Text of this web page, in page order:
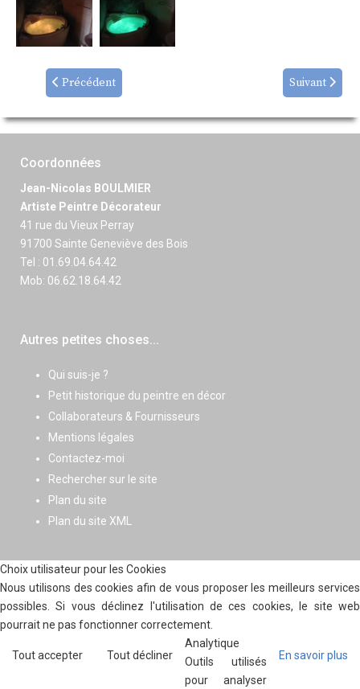
Précédent Suivant
Coordonnées
Jean-Nicolas BOULMIER
Artiste Peintre Décorateur
41 rue du Vieux Perray
91700 Sainte Geneviève des Bois
Tel : 01.69.04.64.42
Mob: 06.62.18.64.42
Autres petites choses...
Qui suis-je ?
Petit historique du peintre en décor
Collaborateurs & Fournisseurs
Mentions légales
Contactez-moi
Rechercher sur le site
Plan du site
Plan du site XML
Choix utilisateur pour les Cookies
Nous utilisons des cookies afin de vous proposer les meilleurs services
possibles. Si vous déclinez l'utilisation de ces cookies, le site web
pourrait ne pas fonctionner correctement.
Tout accepter Tout décliner En savoir plus
Analytique
Outils utilisés
pour analyser